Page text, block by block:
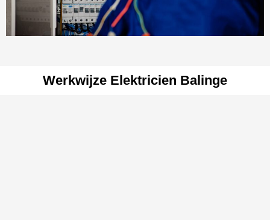
Werkwijze Elektricien Balinge